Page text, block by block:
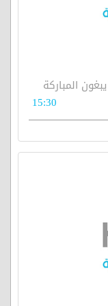
يبغون المباركة
15:30